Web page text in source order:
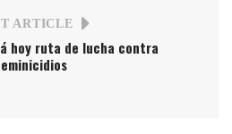
ARTICLE
hoy ruta de lucha contra